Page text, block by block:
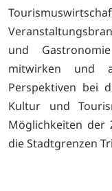
und
mitwirken und
Perspektiven bei
Kultur und
Möglichkeiten der
die Stadtgrenzen